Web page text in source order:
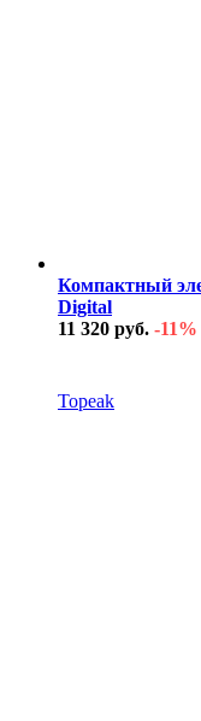
Компактный
Digital
11 320 руб. -11%
Topeak